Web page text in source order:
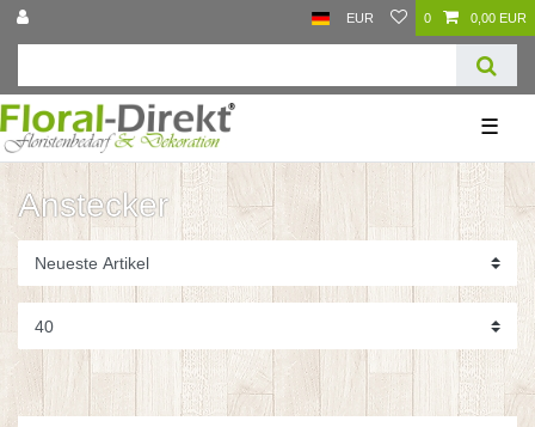
EUR 0 0,00 EUR
☰
Anstecker